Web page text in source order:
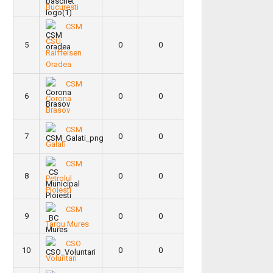
Bucuresti
5
CSM
CSU
Raiffeisen
Oradea
0 0
6
CSM
Corona
Brasov
0 0
7
CSM
Galati
0 0
8
CSM
Petrolul
Ploiesti
0 0
9
CSM
Targu Mures
0 0
10
CSO
Voluntari
0 0